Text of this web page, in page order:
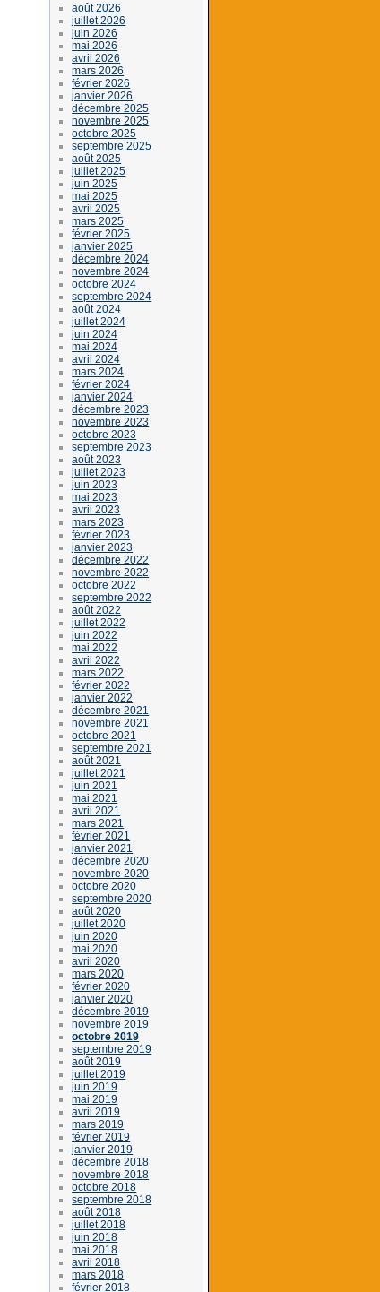
août 2026
juillet 2026
juin 2026
mai 2026
avril 2026
mars 2026
février 2026
janvier 2026
décembre 2025
novembre 2025
octobre 2025
septembre 2025
août 2025
juillet 2025
juin 2025
mai 2025
avril 2025
mars 2025
février 2025
janvier 2025
décembre 2024
novembre 2024
octobre 2024
septembre 2024
août 2024
juillet 2024
juin 2024
mai 2024
avril 2024
mars 2024
février 2024
janvier 2024
décembre 2023
novembre 2023
octobre 2023
septembre 2023
août 2023
juillet 2023
juin 2023
mai 2023
avril 2023
mars 2023
février 2023
janvier 2023
décembre 2022
novembre 2022
octobre 2022
septembre 2022
août 2022
juillet 2022
juin 2022
mai 2022
avril 2022
mars 2022
février 2022
janvier 2022
décembre 2021
novembre 2021
octobre 2021
septembre 2021
août 2021
juillet 2021
juin 2021
mai 2021
avril 2021
mars 2021
février 2021
janvier 2021
décembre 2020
novembre 2020
octobre 2020
septembre 2020
août 2020
juillet 2020
juin 2020
mai 2020
avril 2020
mars 2020
février 2020
janvier 2020
décembre 2019
novembre 2019
octobre 2019
septembre 2019
août 2019
juillet 2019
juin 2019
mai 2019
avril 2019
mars 2019
février 2019
janvier 2019
décembre 2018
novembre 2018
octobre 2018
septembre 2018
août 2018
juillet 2018
juin 2018
mai 2018
avril 2018
mars 2018
février 2018